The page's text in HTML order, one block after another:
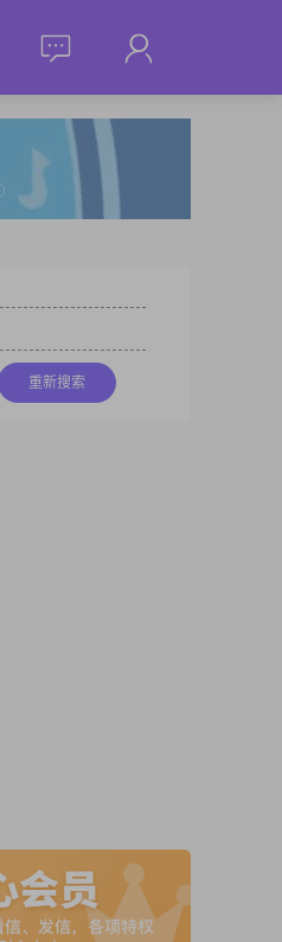
重新搜索